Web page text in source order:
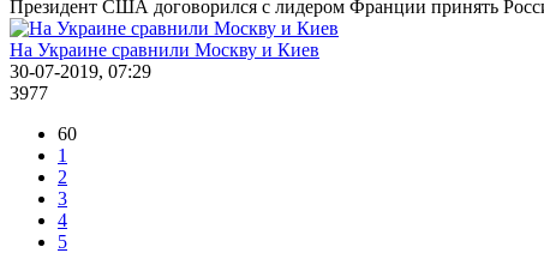
Президент США договорился с лидером Франции принять
На Украине сравнили Москву и Киев
30-07-2019, 07:29
3977
60
1
2
3
4
5